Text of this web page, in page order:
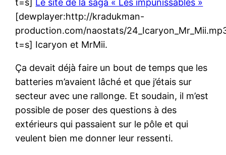
t=s]
Le site de la saga « Les impunissables »
[dewplayer:http://kradukman-
production.com/naostats/
t=s] Icaryon et MrMii.
Ça devait déjà faire un bout de temps que les
batteries m’avaient lâché et que j’étais sur
secteur avec une rallonge. Et soudain, il m’est
possible de poser des questions à des
extérieurs qui passaient sur le pôle et qui
veulent bien me donner leur ressenti.